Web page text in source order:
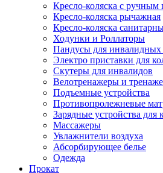
Кресло-коляска с ручным
Кресло-коляска рычажная
Кресло-коляска
Ходунки и Роллаторы
Пандусы для инвалидных
Электро приставки для
Скутеры для инвалидов
Велотренажеры и
Подъемные устройства
Противопролежневые
Зарядные устройства для
Массажеры
Увлажнители воздуха
Абсорбирующее белье
Одежда
Прокат